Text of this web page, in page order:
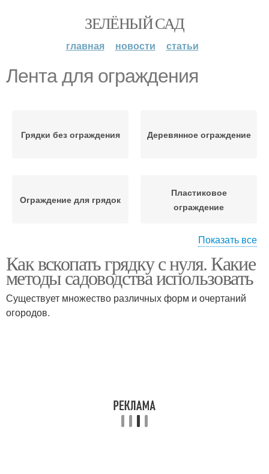
ЗЕЛЁНЫЙ САД
главная новости статьи
Лента для ограждения
Грядки без ограждения Деревянное ограждение
Ограждение для грядок
Пластиковое
ограждение
Бордюрная лента Ограждения для грядок
Показать все
Как вскопать грядку с нуля. Какие
методы садоводства использовать
Существует множество различных форм и очертаний
огородов.